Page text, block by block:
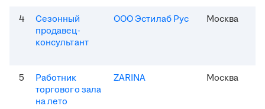
4
Сезонный
продавец-
консультант
ООО Эстилаб Рус Москва
5
Работник
торгового зала
на лето
ZARINA Москва